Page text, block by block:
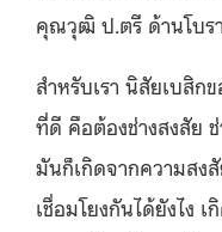
คุณวุฒิ ป.ตรี ด้านโบร
สำหรับเรา นิสัยเบสิ
ที่ดี คือต้องช่างสงสัย
มันก็เกิดจากความสง
เชื่อมโยงกันได้ยังไง เ